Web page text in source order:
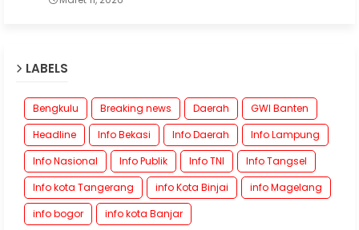
LABELS
Bengkulu Breaking news Daerah
GWI Banten
Headline
Info Bekasi Info Daerah
Info Lampung
Info Nasional
Info Publik Info TNI
Info Tangsel
Info kota Tangerang
info Kota Binjai
info Magelang
info bogor
info kota Banjar